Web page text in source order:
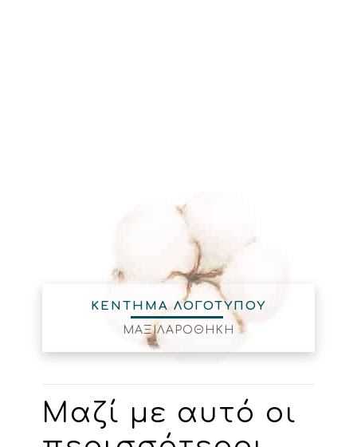
ΚΕΝΤΗΜΑ ΛΟΓΟΤΥΠΟΥ
ΜΑΞΙΛΑΡΟΘΗΚΗ
Μαζί με αυτό οι